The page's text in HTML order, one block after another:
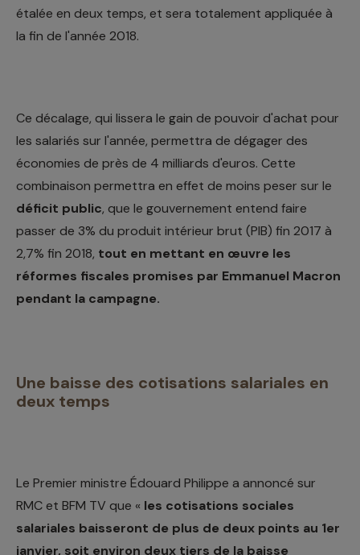
étalée en deux temps, et sera totalement appliquée à
la fin de l'année 2018.
Ce décalage, qui lissera le gain de pouvoir d'achat pour
les salariés sur l'année, permettra de dégager des
économies de près de 4 milliards d'euros. Cette
combinaison permettra en effet de moins peser sur le
déficit public, que le gouvernement entend faire
passer de 3% du produit intérieur brut (PIB) fin 2017 à
2,7% fin 2018, tout en mettant en œuvre les
réformes fiscales promises par Emmanuel Macron
pendant la campagne.
Une baisse des cotisations salariales en
deux temps
Le Premier ministre Édouard Philippe a annoncé sur
RMC et BFM TV que « les cotisations sociales
salariales baisseront de plus de deux points au 1er
janvier, soit environ deux tiers de la baisse